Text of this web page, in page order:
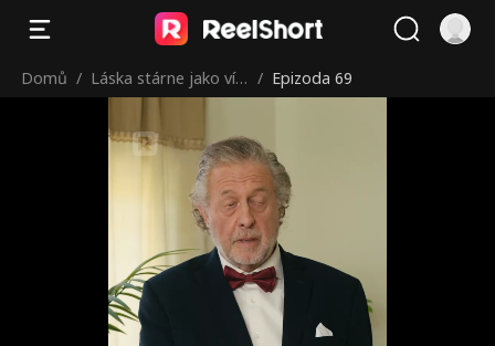
Domů / Láska stárne jako vín
/ Epizoda 69